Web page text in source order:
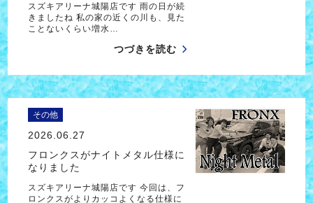
スズキアリーナ城陽店です 雨の日が続
きましたね 私の家の近くの川も、見た
ことないくらい増水…
つづきを読む
その他
2026.06.27
フロンクスがナイトメタル仕様に
なりました
スズキアリーナ城陽店です 今回は、フ
ロンクスがよりカッコよくなる仕様に